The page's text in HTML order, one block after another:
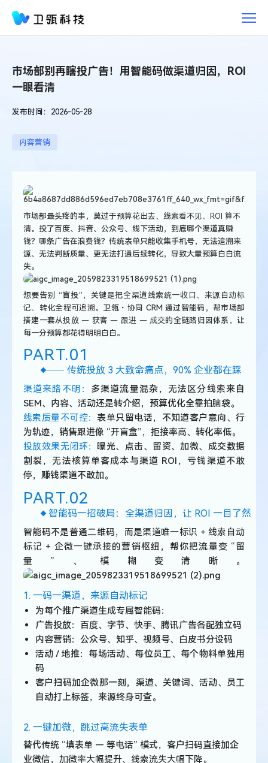
部
告！
市场部别再瞎投广告！用智能码做渠道归因，ROI
一眼看清
发布时间：2026-05-28
内容营销
市场部最头疼的事，莫过于预算花出去、线索看不见、ROI 算不
清。 投了百度、抖音、公众号、线下活动，到底哪个渠道真赚
钱？哪条广告在浪费钱？传统表单只能收集手机号，无法追溯来
源、无法判断质量、更无法打通后续转化，导致大量预算白白流
失。
想要告别 “盲投”，关键是把全渠道线索统一收口、来源自动标
记、转化全程可追溯。 卫瓴・协同 CRM 通过智能码，帮市场部
搭建一套从投放 — 获客 — 跟进 — 成交的全链路归因体系，让
每一分预算都花得明明白白。
PART.01
传统投放 3 大致命痛点，90% 企业都在踩
渠道来路不明： 多渠道流量混杂，无法区分线索来自
SEM、内容、活动还是转介绍，预算优化全靠拍脑袋。
线索质量不可控：表单只留电话，不知道客户意向、行
为轨迹，销售跟进像 “开盲盒”，拒接率高、转化率低。
投放效果无闭环： 曝光、点击、留资、加微、成交数据
割裂，无法核算单客成本与渠道 ROI，亏钱渠道不敢
停，赚钱渠道不敢加。
PART.02
智能码一招破局：全渠道归因，让 ROI 一目了然
智能码不是普通二维码，而是渠道唯一标识 + 线索自动
标记 + 企微一键承接的营销枢纽，帮你把流量变 “留
量”、模糊变清晰。
1. 一码一渠道，来源自动标记
为每个推广渠道生成专属智能码：
广告投放：百度、字节、快手、腾讯广告各配独立码
内容营销：公众号、知乎、视频号、白皮书分设码
活动 / 地推：每场活动、每位员工、每个物料单独用
码
客户扫码加企微那一刻，渠道、关键词、活动、员工
自动打上标签，来源终身可查。
2. 一键加微，跳过高流失表单
替代传统 “填表单 — 等电话” 模式，客户扫码直接加企
业微信， 加微率大幅提升、线索流失大幅下降。